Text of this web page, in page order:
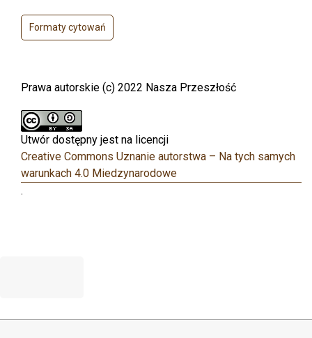
Formaty cytowań
Prawa autorskie (c) 2022 Nasza Przeszłość
Utwór dostępny jest na licencji
Creative Commons Uznanie autorstwa – Na tych samych
warunkach 4.0 Miedzynarodowe
.